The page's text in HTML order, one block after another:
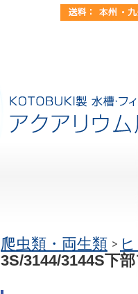
爬虫類・両生類
3S/3144/3144S下